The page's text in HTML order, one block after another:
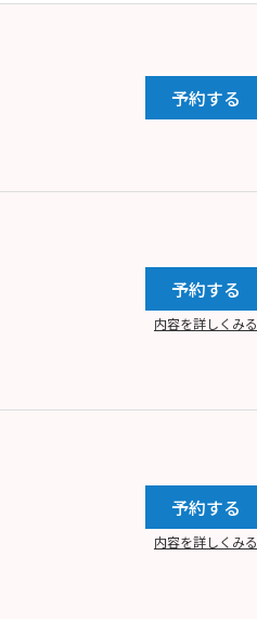
予約する
予約する
内容を詳しくみる
予約する
内容を詳しくみる